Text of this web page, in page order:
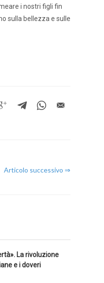
i nostri figli fin
sulla bellezza e sulle
Articolo successivo ⇒
La rivoluzione
e i doveri